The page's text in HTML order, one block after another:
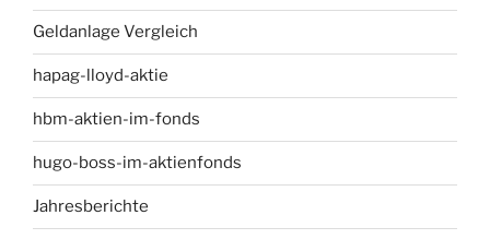
Geldanlage Vergleich
hapag-lloyd-aktie
hbm-aktien-im-fonds
hugo-boss-im-aktienfonds
Jahresberichte